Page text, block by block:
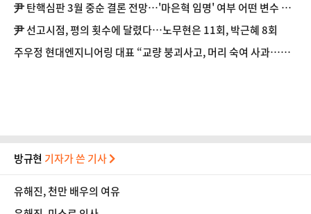
尹 탄핵심판 3월 중순 결론 전망…'마은혁 임명' 여부 어떤 변수 될
까
尹 선고시점, 평의 횟수에 달렸다…노무현은 11회, 박근혜 8회
주우정 현대엔지니어링 대표 “교량 붕괴사고, 머리 숙여 사과…재
방규현 기자가 쓴 기사
유해진, 천만 배우의 여유